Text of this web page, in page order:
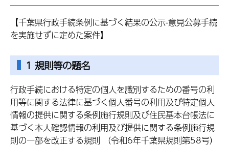
【千葉県行政手続条例に基づく結果の公示-意見公募手続
を実施せずに定めた案件】
1 規則等の題名
行政手続における特定の個人を識別するための番号の利
用等に関する法律に基づく個人番号の利用及び特定個人
情報の提供に関する条例施行規則及び住民基本台帳法に
基づく本人確認情報の利用及び提供に関する条例施行規
則の一部を改正する規則 （令和6年千葉県規則第58号）